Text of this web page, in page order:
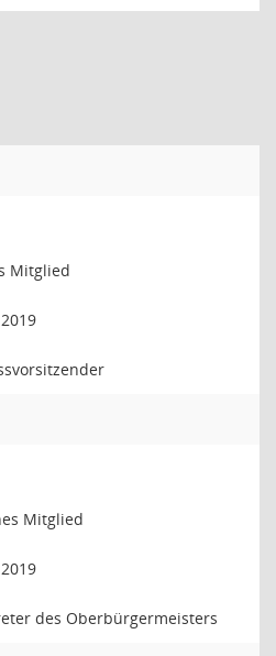
Mitglied
Mitglied
des Oberbürgermeisters